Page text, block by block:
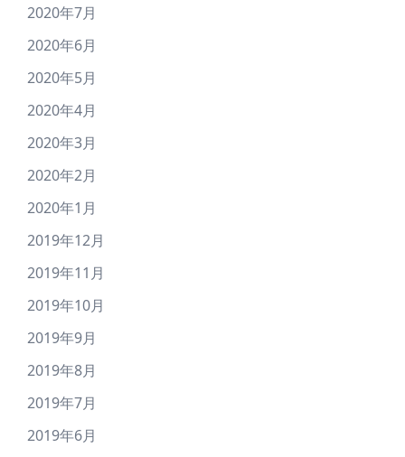
2020年7月
2020年6月
2020年5月
2020年4月
2020年3月
2020年2月
2020年1月
2019年12月
2019年11月
2019年10月
2019年9月
2019年8月
2019年7月
2019年6月